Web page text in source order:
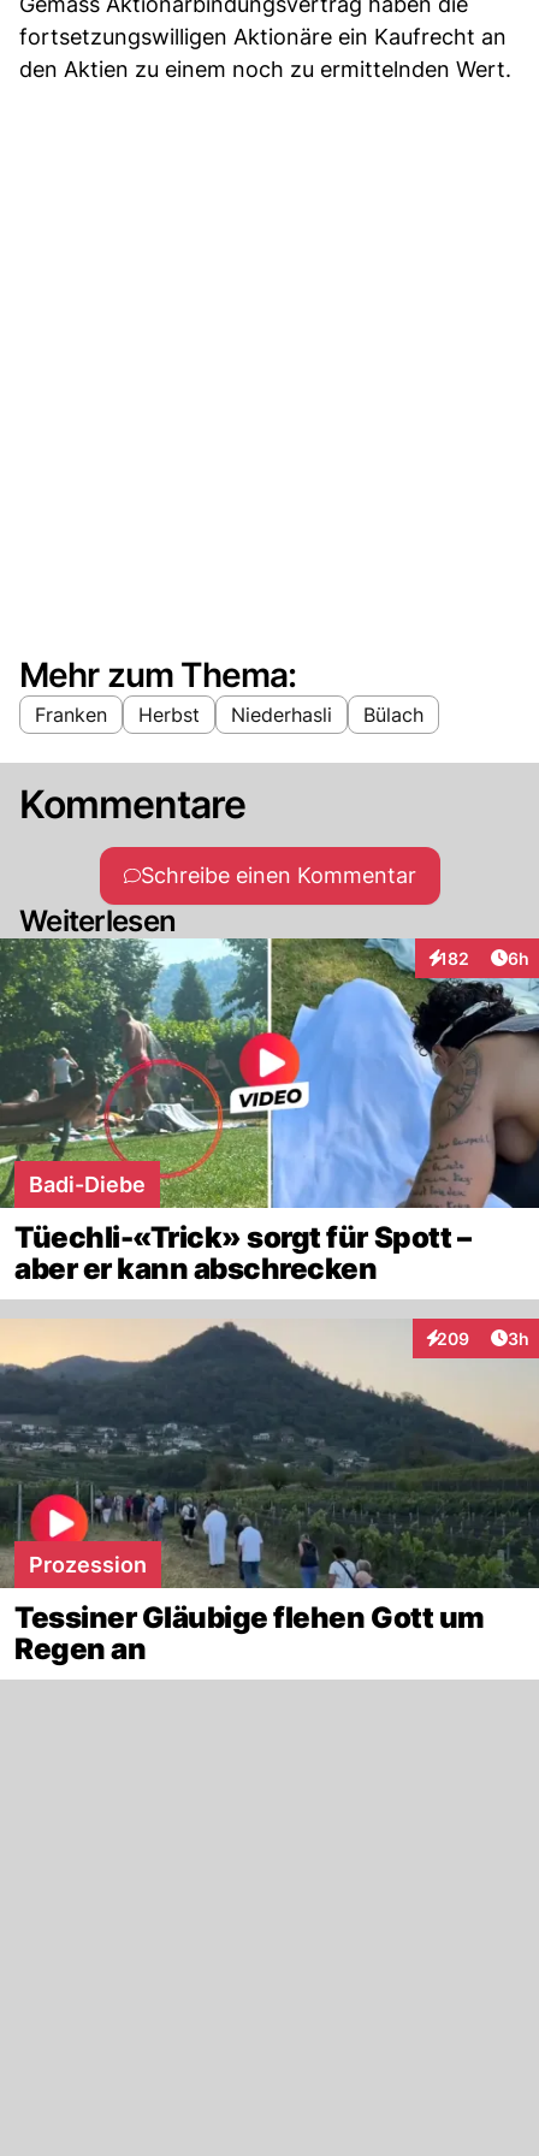
fortsetzungswilligen Aktionäre ein Kaufrecht an
den Aktien zu einem noch zu ermittelnden Wert.
Mehr zum Thema:
Franken Herbst Niederhasli Bülach
Kommentare
Schreibe einen Kommentar
Weiterlesen
182
Interaktionen
6h
Badi-Diebe
Tüechli-«Trick» sorgt für Spott –
aber er kann abschrecken
209
Interaktionen
3h
Prozession
Tessiner Gläubige flehen Gott um
Regen an